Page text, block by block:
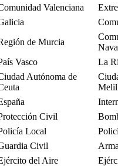
Valenciana
de Murcia
Vasco
La
Autónoma de
Civil
Local
Civil
del Aire